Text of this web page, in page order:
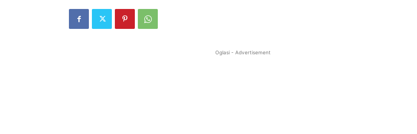
Oglasi - Advertisement